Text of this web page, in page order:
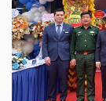
KINH
TẾ